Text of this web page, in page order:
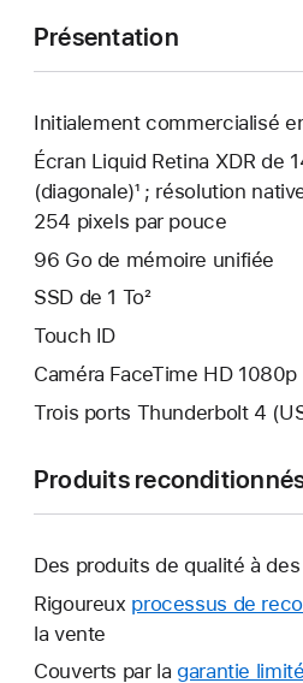
Présentation
Initialement commercialisé
Écran Liquid Retina XDR de
(diagonale)¹ ; résolution
254 pixels par pouce
96 Go de mémoire unifiée
SSD de 1 To²
Touch ID
Caméra FaceTime HD 1080p
Trois ports Thunderbolt 4
Produits
Des produits de qualité à
Rigoureux processus de
la vente
Couverts par la garantie